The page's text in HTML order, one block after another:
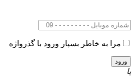
مرا به خاطر بسپار ورود با گذرواژه
یا